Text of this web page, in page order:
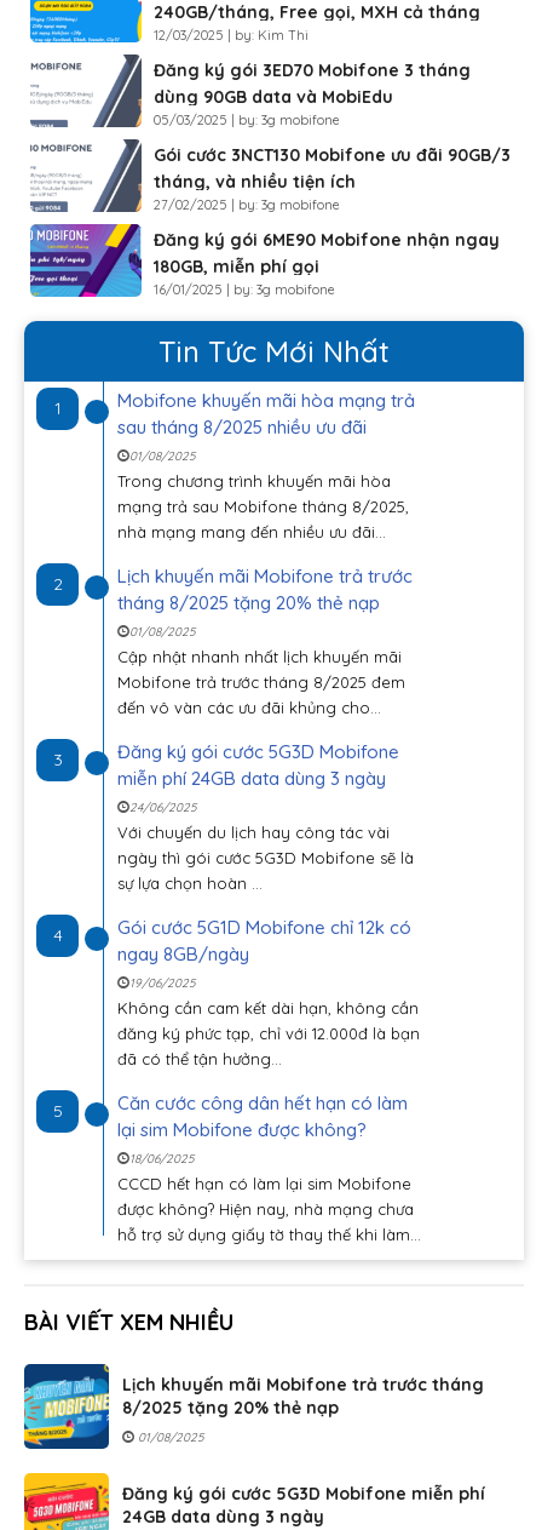
240GB/tháng, Free gọi, MXH cả tháng
12/03/2025 | by: Kim Thi
Đăng ký gói 3ED70 Mobifone 3 tháng
dùng 90GB data và MobiEdu
05/03/2025 | by: 3g mobifone
Gói cước 3NCT130 Mobifone ưu đãi 90GB/3
tháng, và nhiều tiện ích
27/02/2025 | by: 3g mobifone
Đăng ký gói 6ME90 Mobifone nhận ngay
180GB, miễn phí gọi
16/01/2025 | by: 3g mobifone
Tin Tức Mới Nhất
1
Mobifone khuyến mãi hòa mạng trả
sau tháng 8/2025 nhiều ưu đãi
01/08/2025
Trong chương trình khuyến mãi hòa
mạng trả sau Mobifone tháng 8/2025,
nhà mạng mang đến nhiều ưu đãi...
2
Lịch khuyến mãi Mobifone trả trước
tháng 8/2025 tặng 20% thẻ nạp
01/08/2025
Cập nhật nhanh nhất lịch khuyến mãi
Mobifone trả trước tháng 8/2025 đem
đến vô vàn các ưu đãi khủng cho...
3
Đăng ký gói cước 5G3D Mobifone
miễn phí 24GB data dùng 3 ngày
24/06/2025
Với chuyến du lịch hay công tác vài
ngày thì gói cước 5G3D Mobifone sẽ là
sự lựa chọn hoàn ...
4
Gói cước 5G1D Mobifone chỉ 12k có
ngay 8GB/ngày
19/06/2025
Không cần cam kết dài hạn, không cần
đăng ký phức tạp, chỉ với 12.000đ là bạn
đã có thể tận hưởng...
5
Căn cước công dân hết hạn có làm
lại sim Mobifone được không?
18/06/2025
CCCD hết hạn có làm lại sim Mobifone
được không? Hiện nay, nhà mạng chưa
hỗ trợ sử dụng giấy tờ thay thế khi làm...
BÀI VIẾT XEM NHIỀU
Lịch khuyến mãi Mobifone trả trước tháng
8/2025 tặng 20% thẻ nạp
01/08/2025
Đăng ký gói cước 5G3D Mobifone miễn phí
24GB data dùng 3 ngày